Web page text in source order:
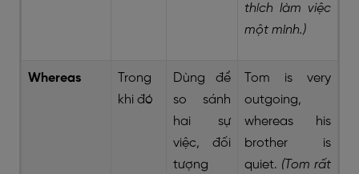
thích làm việc
một mình.)
Whereas
Trong
khi đó
Dùng để
so sánh
hai sự
việc, đối
tượng
Tom is very
outgoing,
whereas his
brother is
quiet. (Tom rất